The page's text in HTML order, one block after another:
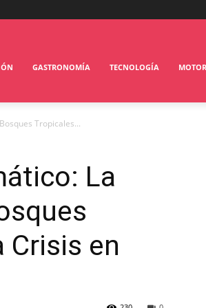
GASTRONOMÍA TECNOLOGÍA MOTOR
Tropicales...
La
Crisis en